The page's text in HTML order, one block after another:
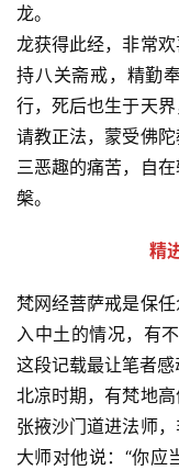
龙。
龙获得此经，非常
持八关斋戒，精勤
行，死后也生于天界
请教正法，蒙受佛
三恶趣的痛苦，自
槃。
精
梵网经菩萨戒是保
入中土的情况，有
这段记载最让笔者感
北凉时期，有梵地高
张掖沙门道进法师
大师对他说：“你应